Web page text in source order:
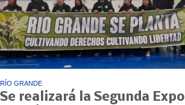
RÍO GRANDE
Se realizará la Segunda Expo